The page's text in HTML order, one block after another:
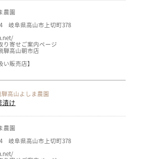
農園
岐阜県高山市上切町378
寄せご案内ページ
騨高山朝市店
い販売店】
n.co.jp/、
ニックプラザhttps://healthlife.co.jp/（神戸、宝塚
www.nakaji34.co.jp/（阪急、広島他各店）
bonraspail.com/（横浜、吉祥寺各店）
giftspremium.jp/（名古屋市）
locabuono.jp/（名古屋市）
高山よしま農園
漬け
農園
岐阜県高山市上切町378